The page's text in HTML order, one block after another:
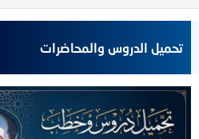
تحميل الدروس والمحاضرات